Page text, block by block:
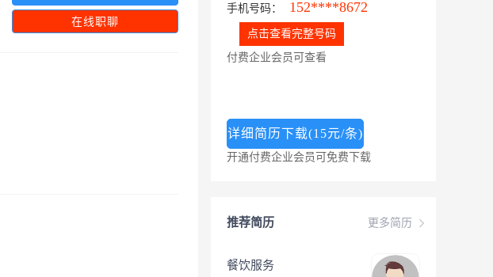
在线职聊
手机号码： 152****8672
点击查看完整号码
付费企业会员可查看
详细简历下载(15元/条)
开通付费企业会员可免费下载
更多简历
推荐简历
餐饮服务